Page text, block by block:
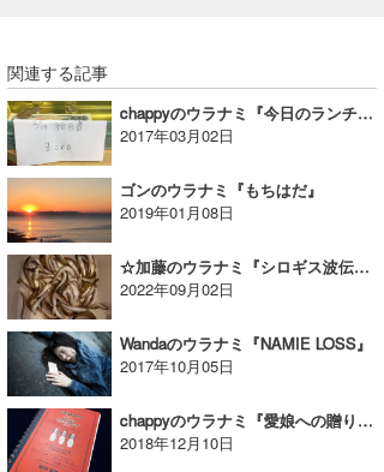
関連する記事
chappyのウラナミ『今日のランチはな～にかな！』
2017年03月02日
ゴンのウラナミ『もちはだ』
2019年01月08日
☆加藤のウラナミ『シロギス波伝説＆海快晴カップ』
2022年09月02日
Wandaのウラナミ『NAMIE LOSS』
2017年10月05日
chappyのウラナミ『愛娘への贈り物は？』
2018年12月10日